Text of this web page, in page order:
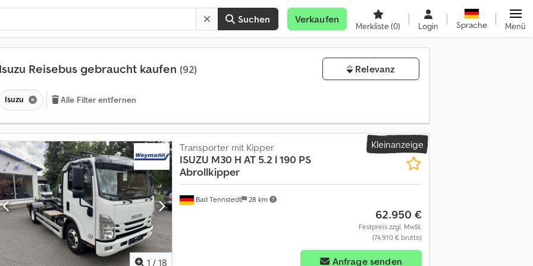
Suchen Verkaufen
Merkliste(0) Login Sprache Menü
Isuzu Reisebus gebraucht kaufen (92) Relevanz
Isuzu Alle Filter entfernen
Kleinanzeige
1 / 18
Bad Tennstedt 28 km
Transporter mit Kipper
ISUZU M30 H AT 5.2 l 190 PS
Abrollkipper
62.950 €
Festpreis zzgl. MwSt.
(74.910 € brutto)
Anfrage senden